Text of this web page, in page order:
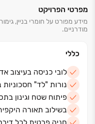
ופנטהאוזים מפוארים
מפרטי הפרויקט
מידע מפורט על חומרי בניין,
מודרניים.
כללי
לובי כניסה בעיצוב
נורות "לד" חסכוניות
פיתוח שטח וגינון
בשילוב תאורה